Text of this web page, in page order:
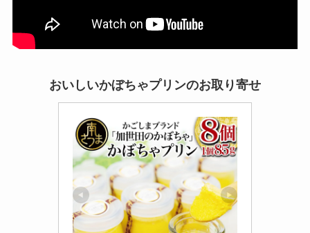
おいしいかぼちゃプリンのお取り寄せ